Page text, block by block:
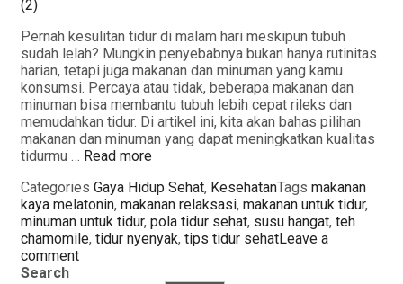
Pernah kesulitan tidur di malam hari meskipun tubuh
sudah lelah? Mungkin penyebabnya bukan hanya rutinitas
harian, tetapi juga makanan dan minuman yang kamu
konsumsi. Percaya atau tidak, beberapa makanan dan
minuman bisa membantu tubuh lebih cepat rileks dan
memudahkan tidur. Di artikel ini, kita akan bahas pilihan
makanan dan minuman yang dapat meningkatkan kualitas
tidurmu … Read more
Categories Gaya Hidup Sehat, KesehatanTags makanan
kaya melatonin, makanan relaksasi, makanan untuk tidur,
minuman untuk tidur, pola tidur sehat, susu hangat, teh
chamomile, tidur nyenyak, tips tidur sehatLeave a
comment
Search